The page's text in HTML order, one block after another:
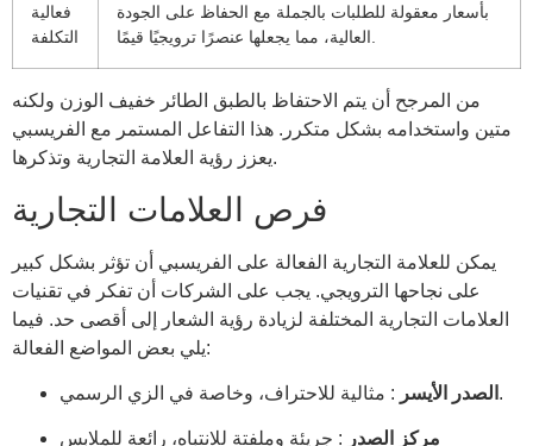
فعالية
التكلفة
بأسعار معقولة للطلبات بالجملة مع الحفاظ على الجودة
العالية، مما يجعلها عنصرًا ترويجيًا قيمًا.
من المرجح أن يتم الاحتفاظ بالطبق الطائر خفيف الوزن ولكنه
متين واستخدامه بشكل متكرر. هذا التفاعل المستمر مع الفريسبي
يعزز رؤية العلامة التجارية وتذكرها.
فرص العلامات التجارية
يمكن للعلامة التجارية الفعالة على الفريسبي أن تؤثر بشكل كبير
على نجاحها الترويجي. يجب على الشركات أن تفكر في تقنيات
العلامات التجارية المختلفة لزيادة رؤية الشعار إلى أقصى حد. فيما
يلي بعض المواضع الفعالة:
الصدر الأيسر : مثالية للاحتراف، وخاصة في الزي الرسمي.
مركز الصدر : جريئة وملفتة للانتباه، رائعة للملابس